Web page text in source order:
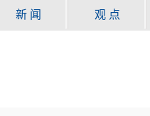
新 闻 观 点